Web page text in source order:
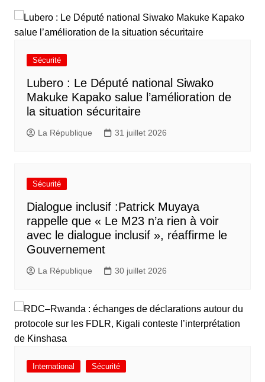
Sécurité
Lubero : Le Député national Siwako
Makuke Kapako salue l’amélioration de
la situation sécuritaire
La République 31 juillet 2026
Sécurité
Dialogue inclusif :Patrick Muyaya
rappelle que « Le M23 n’a rien à voir
avec le dialogue inclusif », réaffirme le
Gouvernement
La République 30 juillet 2026
International Sécurité